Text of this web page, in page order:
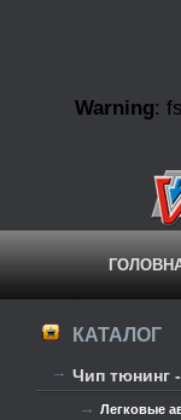
Warning:
КАТАЛОГ
Чип тюнинг
Легковые